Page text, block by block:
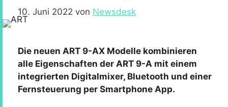
10. Juni 2022 von Newsdesk
Die neuen ART 9-AX Modelle kombinieren
alle Eigenschaften der ART 9-A mit einem
integrierten Digitalmixer, Bluetooth und einer
Fernsteuerung per Smartphone App.